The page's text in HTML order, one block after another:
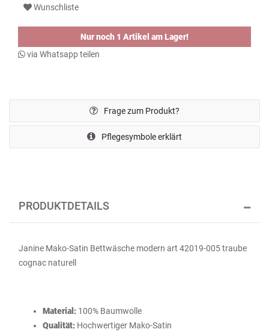
Wunschliste
Nur noch 1 Artikel am Lager!
via Whatsapp teilen
Frage zum Produkt?
Pflegesymbole erklärt
PRODUKTDETAILS
Janine Mako-Satin Bettwäsche modern art 42019-005 traube
cognac naturell
Material: 100% Baumwolle
Qualität: Hochwertiger Mako-Satin